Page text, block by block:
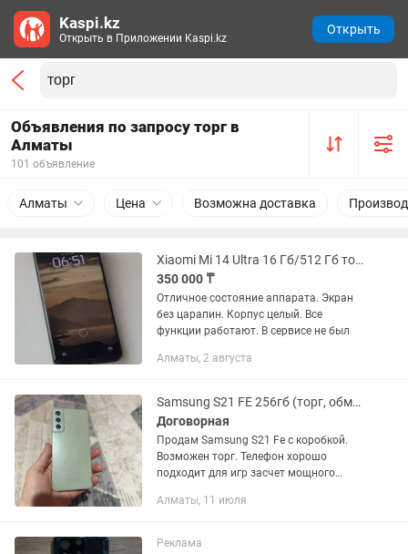
Объявления по запросу торг в
Алматы
101 объявление
Алматы Цена Возможна доставка
Xiaomi Mi 14 Ultra 16 Гб/512 Гб торг уместен
350 000 ₸
Отличное состояние аппарата. Экран
без царапин. Корпус целый. Все
функции работают. В сервисе не был
Алматы, 2 августа
Samsung S21 FE 256гб (торг, обмен есть)
Договорная
Продам Samsung S21 Fe с коробкой.
Возможен торг. Телефон хорошо
подходит для игр засчет мощного
Алматы, 11 июля
Реклама
Kaspi.kz
Открыть в Приложении Kaspi.kz
Открыть